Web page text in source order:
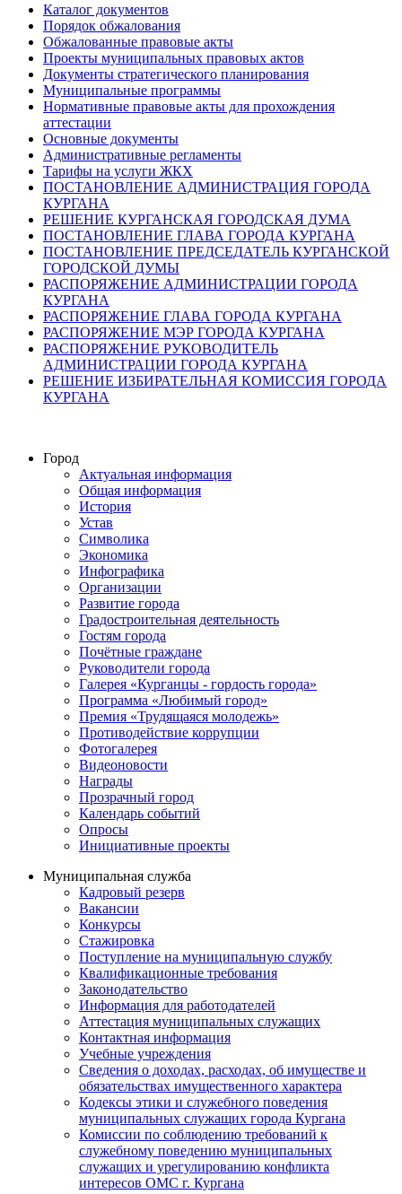
Каталог документов
Порядок обжалования
Обжалованные правовые акты
Проекты муниципальных правовых актов
Документы стратегического планирования
Муниципальные программы
Нормативные правовые акты для прохождения
аттестации
Основные документы
Административные регламенты
Тарифы на услуги ЖКХ
ПОСТАНОВЛЕНИЕ АДМИНИСТРАЦИЯ ГОРОДА
КУРГАНА
РЕШЕНИЕ КУРГАНСКАЯ ГОРОДСКАЯ ДУМА
ПОСТАНОВЛЕНИЕ ГЛАВА ГОРОДА КУРГАНА
ПОСТАНОВЛЕНИЕ ПРЕДСЕДАТЕЛЬ КУРГАНСКОЙ
ГОРОДСКОЙ ДУМЫ
РАСПОРЯЖЕНИЕ АДМИНИСТРАЦИИ ГОРОДА
КУРГАНА
РАСПОРЯЖЕНИЕ ГЛАВА ГОРОДА КУРГАНА
РАСПОРЯЖЕНИЕ МЭР ГОРОДА КУРГАНА
РАСПОРЯЖЕНИЕ РУКОВОДИТЕЛЬ
АДМИНИСТРАЦИИ ГОРОДА КУРГАНА
РЕШЕНИЕ ИЗБИРАТЕЛЬНАЯ КОМИССИЯ ГОРОДА
КУРГАНА
Город
Актуальная информация
Общая информация
История
Устав
Символика
Экономика
Инфографика
Организации
Развитие города
Градостроительная деятельность
Гостям города
Почётные граждане
Руководители города
Галерея «Курганцы - гордость города»
Программа «Любимый город»
Премия «Трудящаяся молодежь»
Противодействие коррупции
Фотогалерея
Видеоновости
Награды
Прозрачный город
Календарь событий
Опросы
Инициативные проекты
Муниципальная служба
Кадровый резерв
Вакансии
Конкурсы
Стажировка
Поступление на муниципальную службу
Квалификационные требования
Законодательство
Информация для работодателей
Аттестация муниципальных служащих
Контактная информация
Учебные учреждения
Сведения о доходах, расходах, об имуществе и
обязательствах имущественного характера
Кодексы этики и служебного поведения
муниципальных служащих города Кургана
Комиссии по соблюдению требований к
служебному поведению муниципальных
служащих и урегулированию конфликта
интересов ОМС г. Кургана